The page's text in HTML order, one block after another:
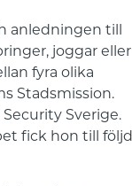
anledningen till
joggar eller
fyra olika
Stadsmission.
Sverige.
fick hon till följd